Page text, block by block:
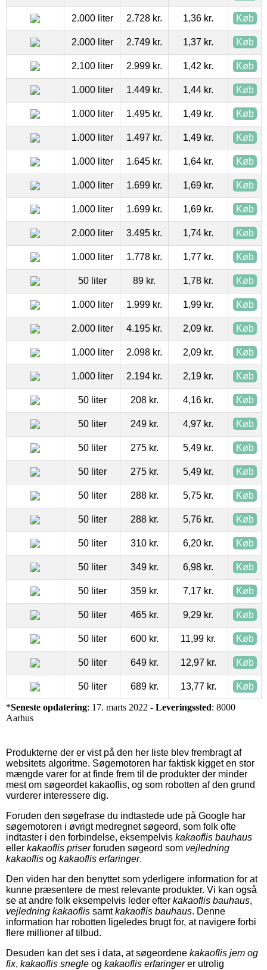
2.000 liter 2.728 kr. 1,36 kr. Køb
2.000 liter 2.749 kr. 1,37 kr. Køb
2.100 liter 2.999 kr. 1,42 kr. Køb
1.000 liter 1.449 kr. 1,44 kr. Køb
1.000 liter 1.495 kr. 1,49 kr. Køb
1.000 liter 1.497 kr. 1,49 kr. Køb
1.000 liter 1.645 kr. 1,64 kr. Køb
1.000 liter 1.699 kr. 1,69 kr. Køb
1.000 liter 1.699 kr. 1,69 kr. Køb
2.000 liter 3.495 kr. 1,74 kr. Køb
1.000 liter 1.778 kr. 1,77 kr. Køb
50 liter 89 kr. 1,78 kr. Køb
1.000 liter 1.999 kr. 1,99 kr. Køb
2.000 liter 4.195 kr. 2,09 kr. Køb
1.000 liter 2.098 kr. 2,09 kr. Køb
1.000 liter 2.194 kr. 2,19 kr. Køb
50 liter 208 kr. 4,16 kr. Køb
50 liter 249 kr. 4,97 kr. Køb
50 liter 275 kr. 5,49 kr. Køb
50 liter 275 kr. 5,49 kr. Køb
50 liter 288 kr. 5,75 kr. Køb
50 liter 288 kr. 5,76 kr. Køb
50 liter 310 kr. 6,20 kr. Køb
50 liter 349 kr. 6,98 kr. Køb
50 liter 359 kr. 7,17 kr. Køb
50 liter 465 kr. 9,29 kr. Køb
50 liter 600 kr. 11,99 kr. Køb
50 liter 649 kr. 12,97 kr. Køb
50 liter 689 kr. 13,77 kr. Køb
*Seneste opdatering: 17. marts 2022 - Leveringssted: 8000
Aarhus
Produkterne der er vist på den her liste blev frembragt af
websitets algoritme. Søgemotoren har faktisk kigget en stor
mængde varer for at finde frem til de produkter der minder
mest om søgeordet kakaoflis, og som robotten af den grund
vurderer interessere dig.
Foruden den søgefrase du indtastede ude på Google har
søgemotoren i øvrigt medregnet søgeord, som folk ofte
indtaster i den forbindelse, eksempelvis kakaoflis bauhaus
eller kakaoflis priserforuden søgeord som vejledning
kakaoflis og kakaoflis erfaringer.
Den viden har den benyttet som yderligere information for at
kunne præsentere de mest relevante produkter. Vi kan også
se at andre folk eksempelvis leder efter kakaoflis bauhaus,
vejledning kakaoflis samtkakaoflis bauhaus. Denne
information har robotten ligeledes brugt for, at navigere forbi
flere millioner af tilbud.
Desuden kan det ses i data, at søgeordene kakaoflis jem og
fix, kakaoflis snegle og kakaoflis erfaringerer utrolig